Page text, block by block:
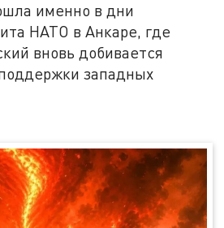
именно в дни
НАТО в Анкаре, где
вновь добивается
западных